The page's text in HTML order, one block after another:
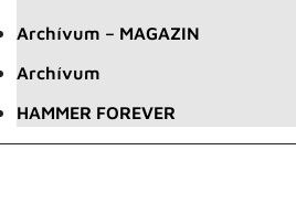
Archívum – MAGAZIN
Archívum
HAMMER FOREVER